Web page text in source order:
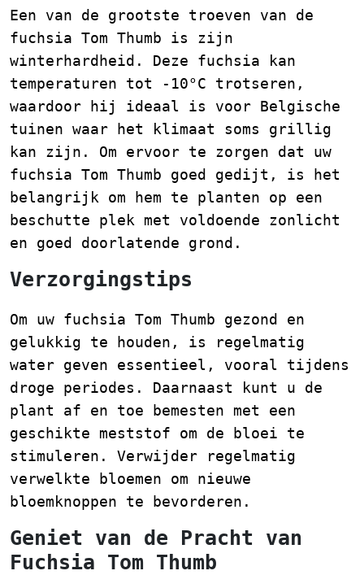
Een van de grootste troeven van de
fuchsia Tom Thumb is zijn
winterhardheid. Deze fuchsia kan
temperaturen tot -10°C trotseren,
waardoor hij ideaal is voor Belgische
tuinen waar het klimaat soms grillig
kan zijn. Om ervoor te zorgen dat uw
fuchsia Tom Thumb goed gedijt, is het
belangrijk om hem te planten op een
beschutte plek met voldoende zonlicht
en goed doorlatende grond.
Verzorgingstips
Om uw fuchsia Tom Thumb gezond en
gelukkig te houden, is regelmatig
water geven essentieel, vooral tijdens
droge periodes. Daarnaast kunt u de
plant af en toe bemesten met een
geschikte meststof om de bloei te
stimuleren. Verwijder regelmatig
verwelkte bloemen om nieuwe
bloemknoppen te bevorderen.
Geniet van de Pracht van
Fuchsia Tom Thumb